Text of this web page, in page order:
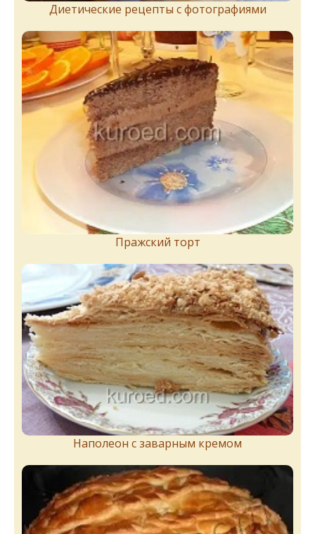
Диетические рецепты с фотографиями
Пражский торт
Наполеон с заварным кремом